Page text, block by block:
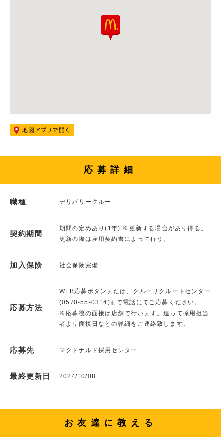
応募詳細
職種 デリバリークルー
契約期間
期間の定めあり(1年) ※更新する場合があり得る。
更新の際は雇用契約書によって行う。
加入保険 社会保険完備
応募方法
WEB応募ボタンまたは、クルーリクルートセンター
(0570-55-0314)まで電話にてご応募ください。
※応募後の面接は店舗で行います。追って採用担当
者より面接日などの詳細をご連絡致します。
応募先 マクドナルド採用センター
最終更新日 2024/10/08
お友達に教える